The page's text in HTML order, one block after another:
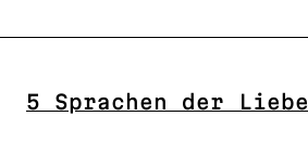
5 Sprachen der Liebe